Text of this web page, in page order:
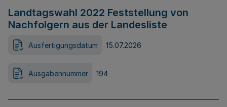
Landtagswahl 2022 Feststellung von
Nachfolgern aus der Landesliste
Ausfertigungsdatum 15.07.2026
Ausgabennummer 194